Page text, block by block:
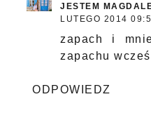
JESTEM
LUTEGO 2014
zapach i
zapachu
ODPOWIEDZ